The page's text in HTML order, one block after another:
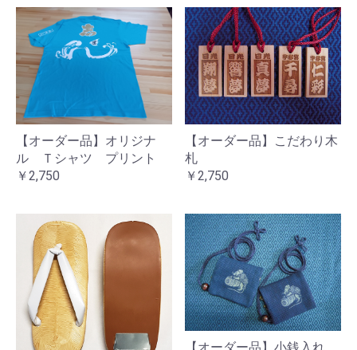
【オーダー品】オリジナ
ル Ｔシャツ プリント
￥2,750
【オーダー品】こだわり木
札
￥2,750